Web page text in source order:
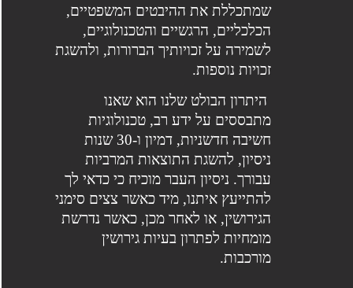
שמתכללת את ההיבטים המשפטיים,
הכלכליים, הרגשיים והטכנולוגיים,
לשמירה על זכויותיך הברורות, ולהשגת
זכויות נוספות.
היתרון הבולט שלנו הוא שאנו
מתבססים על ידע רב, טכנולוגיות
חשיבה חדשניות, דמיון ו-30 שנות
ניסיון, להשגת התוצאות המרביות
עבורך. ניסיון העבר מוכיח כי כדאי לך
להתייעץ איתנו, מיד כאשר צצים סימני
הגירושין, או לאחר מכן, כאשר נדרשת
מומחיות לפתרון בעיות גירושין
מורכבות.